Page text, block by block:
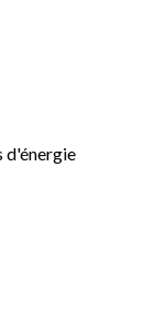
d'énergie